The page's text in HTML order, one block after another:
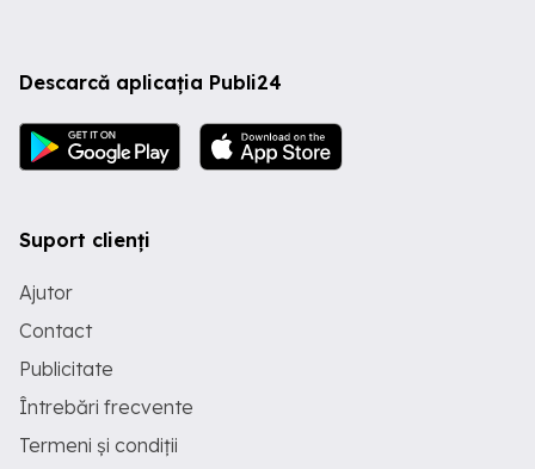
Descarcă aplicația Publi24
Suport clienți
Ajutor
Contact
Publicitate
Întrebări frecvente
Termeni și condiții